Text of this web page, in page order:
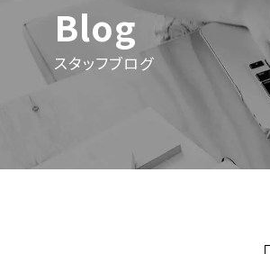
Blog
スタッフブログ